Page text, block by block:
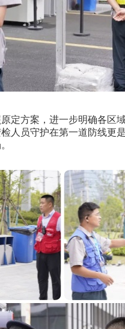
方案，进一步明确各区
人员守护在第一道防线更